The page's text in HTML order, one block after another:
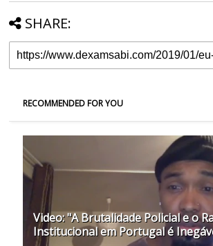
SHARE:
RECOMMENDED FOR YOU
Video: "A Brutalidade Policial e o
Institucional em Portugal é